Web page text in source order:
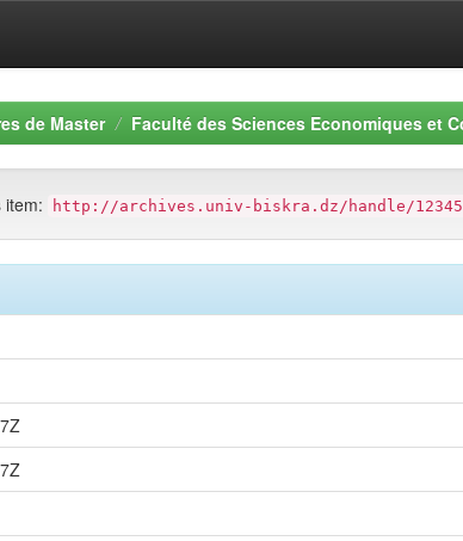
de Master Faculté des Sciences Economiques et
item: http://archives.univ-biskra.dz/handle/